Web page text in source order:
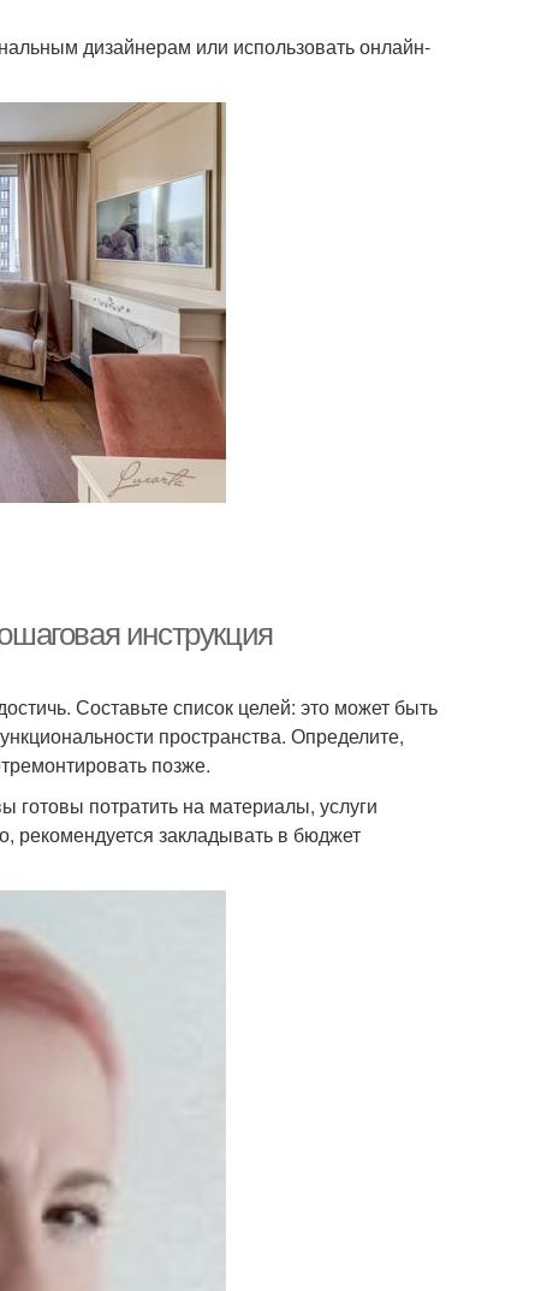
дизайнерам или использовать онлайн-
инструкция
Составьте список целей: это может быть
пространства. Определите,
позже.
готовы потратить на материалы, услуги
рекомендуется закладывать в бюджет